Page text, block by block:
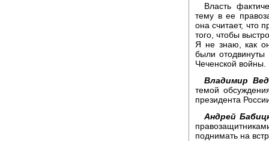
Власть
тему в ее
она считает, что
того, чтобы
Я не знаю, как
были
Чеченской войны.
Владимир
темой
президента
Андрей
поднимать на